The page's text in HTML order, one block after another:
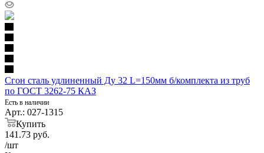
Сгон сталь удлиненный Ду 32 L=150мм б/комплекта из труб
по ГОСТ 3262-75 КАЗ
Есть в наличии
Арт.: 027-1315
Купить
141.73 руб.
/шт